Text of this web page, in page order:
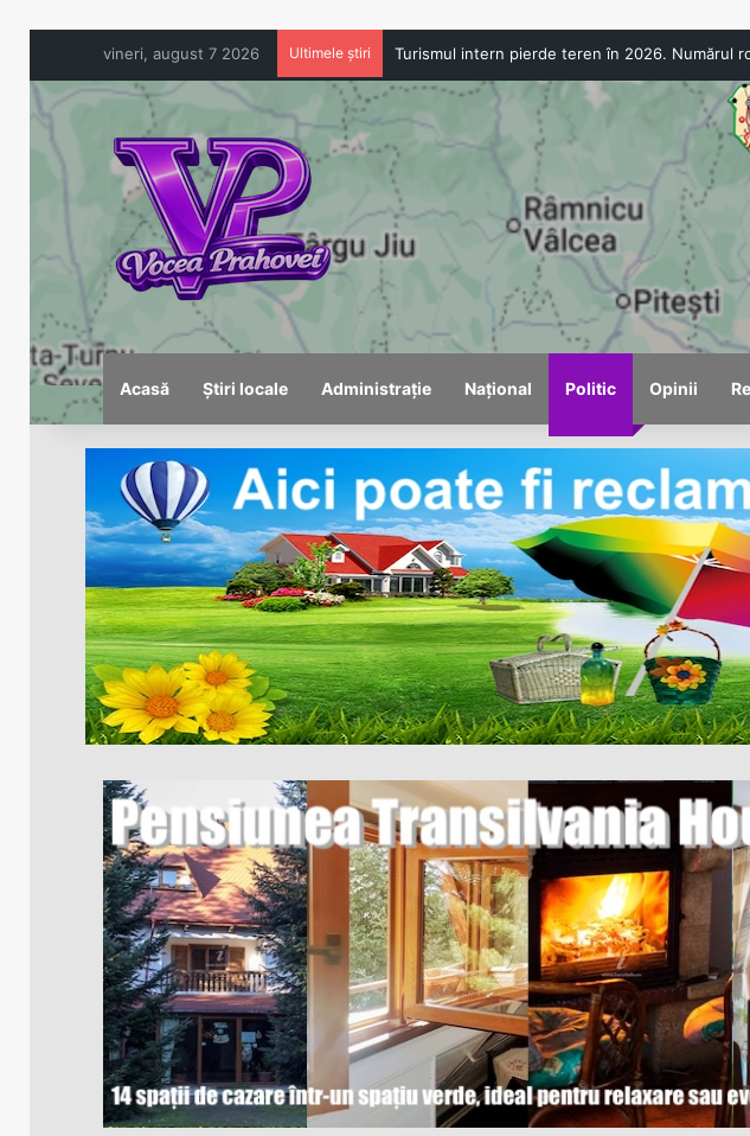
vineri, august 7 2026 Ultimele știri
Acasă Știri locale Administrație Național Politic Opinii